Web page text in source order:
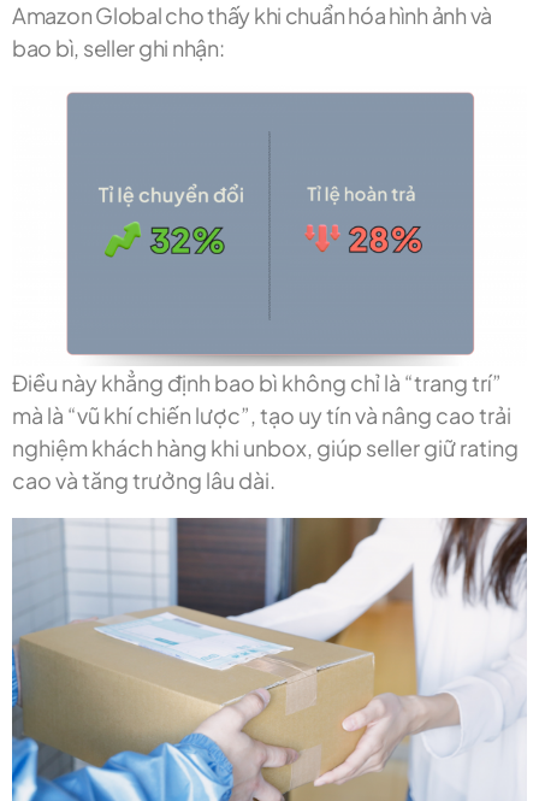
Amazon Global cho thấy khi chuẩn hóa hình ảnh và
bao bì, seller ghi nhận:
Điều này khẳng định bao bì không chỉ là “trang trí”
mà là “vũ khí chiến lược”, tạo uy tín và nâng cao trải
nghiệm khách hàng khi unbox, giúp seller giữ rating
cao và tăng trưởng lâu dài.